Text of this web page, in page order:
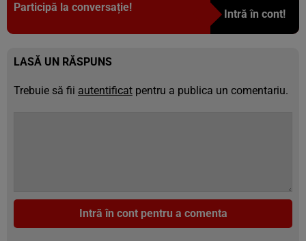
Participă la conversație!
Intră în cont!
LASĂ UN RĂSPUNS
Trebuie să fii autentificat pentru a publica un comentariu.
Intră în cont pentru a comenta